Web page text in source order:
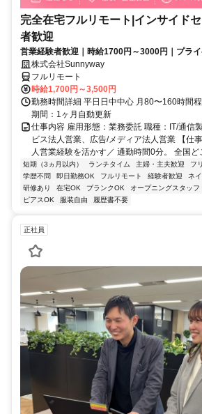
完全在宅フルリモート|インサイド
者歓迎
営業経験者歓迎｜時給1700円～3000円｜プラ
株式会社Sunnyway
フルリモート
時給1,700円～3,500円
勤務時間詳細 平日日中中心 月80〜160時間
期間：1ヶ月自動更新
仕事内容 雇用形態：業務委託 職種：IT/通信
ビス法人営業、広告/メディア法人営業 【仕
人営業経験を活かす／ 通勤時間0分。 全国ど
短期（3ヵ月以内） ランチタイム 主婦・主夫歓迎 フ
学歴不問
即日勤務OK フルリモート 経験者歓迎 ネ
研修あり
在宅OK ブランクOK オープニングスタッフ
ピアスOK
服装自由 履歴書不要
正社員